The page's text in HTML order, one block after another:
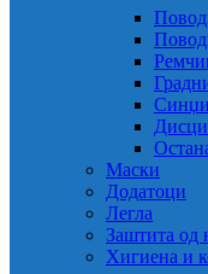
Маски
Додатоци
Легла
Заштита од
Хигиена и